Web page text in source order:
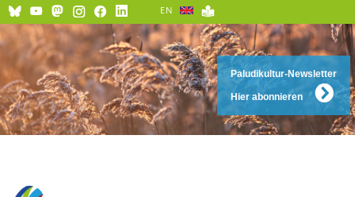
Paludikultur-Newsletter
Hier abonnieren
EN